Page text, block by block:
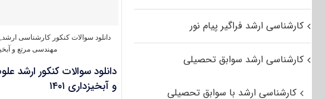
دانلود سوالات کنکور کارشناسی ارشد
مهندسی مرتع و
دانلود سوالات کنکور ارشد
و آﺑﺨﻴﺰداری ۱۴۰۱
کارشناسی ارشد فراگیر پیام نور
کارشناسی ارشد سوابق تحصیلی
کارشناسی ارشد با سوابق تحصیلی